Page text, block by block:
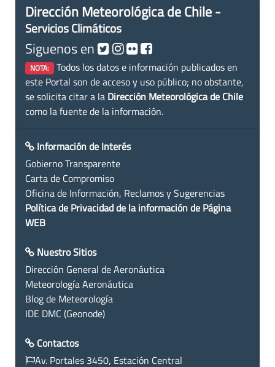
Dirección Meteorológica de Chile -
Servicios Climáticos
Siguenos en
NOTA: Todos los datos e información publicados en
este Portal son de acceso y uso público; no obstante,
se solicita citar a la Dirección Meteorológica de Chile
como la fuente de la información.
Información de Interés
Gobierno Transparente
Carta de Compromiso
Oficina de Información, Reclamos y Sugerencias
Política de Privacidad de la información de Página
WEB
Nuestro Sitios
Dirección General de Aeronáutica
Meteorología Aeronáutica
Blog de Meteorología
IDE DMC (Geonode)
Contactos
Av. Portales 3450, Estación Central